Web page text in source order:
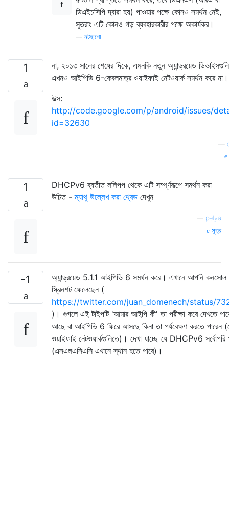
ডিএইচসিপি দ্বারা হয়) পাওয়ার পক্ষে কোনও সমর্থন নেই,
সুতরাং এটি কোনও গড় ব্যবহারকারীর পক্ষে অকার্যকর।
নটহাগো
1
না, ২০১৩ সালের শেষের দিকে, এমনকি নতুন অ্যান্ড্রয়েড ডিভাইসগুলি
এখনও আইপিভি 6-কেবলমাত্র ওয়াইফাই নেটওয়ার্ক সমর্থন করে না।
উত্স:
http://code.google.com/p/android/issues/
id=32630
1
DHCPv6 ব্যতীত ললিপপ থেকে এটি সম্পূর্ণরূপে সমর্থন করা
উচিত -ম্যাথু উল্লেখ করা থ্রেড দেখুন
pelya
সূত্র
-1
অ্যান্ড্রয়েড 5.1.1 আইপিভি 6 সমর্থন করে। এখানে আপনি কনসোল
স্ক্রিনশট ফেলেছেন (
https://twitter.com/juan_domenech/status/
)। গুগলে এই টাইপটি 'আমার আইপি কী' তা পরীক্ষা করে দেখতে
আছে বা আইপিভি 6 ফিরে আসছে কিনা তা পর্যবেক্ষণ করতে পারেন
ওয়াইফাই নেটওয়ার্কগুলিতে)। দেখা যাচ্ছে যে DHCPv6
(এসএলএসিএসি এখানে স্থান হতে পারে)।